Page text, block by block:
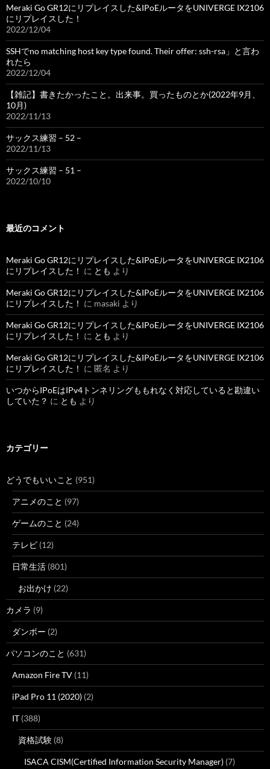
Meraki Go GR12にリプレイスした&IPoEルータをUNIVERGE IX2106
にリプレイスした！
2022/12/04
SSHでno matching host key type found. Their offer: ssh-rsa」と言わ
れたら
2022/12/04
【雑記】書きたかったこと。出来事。買ったものとか(2022年9月、
10月)
2022/11/13
サックス練習 – 52 –
2022/11/13
サックス練習 – 51 –
2022/10/10
最近のコメント
Meraki Go GR12にリプレイスした&IPoEルータをUNIVERGE IX2106
にリプレイスした！ に とも より
Meraki Go GR12にリプレイスした&IPoEルータをUNIVERGE IX2106
にリプレイスした！ に masaki より
Meraki Go GR12にリプレイスした&IPoEルータをUNIVERGE IX2106
にリプレイスした！ に とも より
Meraki Go GR12にリプレイスした&IPoEルータをUNIVERGE IX2106
にリプレイスした！ に 匿名 より
いつからIPoEはIPv4トンネリングももれなく対応していると勘違い
していた？ に とも より
カテゴリー
どうでもいいこと (951)
アニメのこと (97)
ゲームのこと (24)
テレビ (12)
日常生活 (801)
お出かけ (22)
カメラ (9)
ダンボー (2)
パソコンのこと (631)
Amazon Fire TV (11)
iPad Pro 11 (2020) (2)
IT (388)
資格試験 (8)
ISACA CISM(Certified Information Security Manager) (7)